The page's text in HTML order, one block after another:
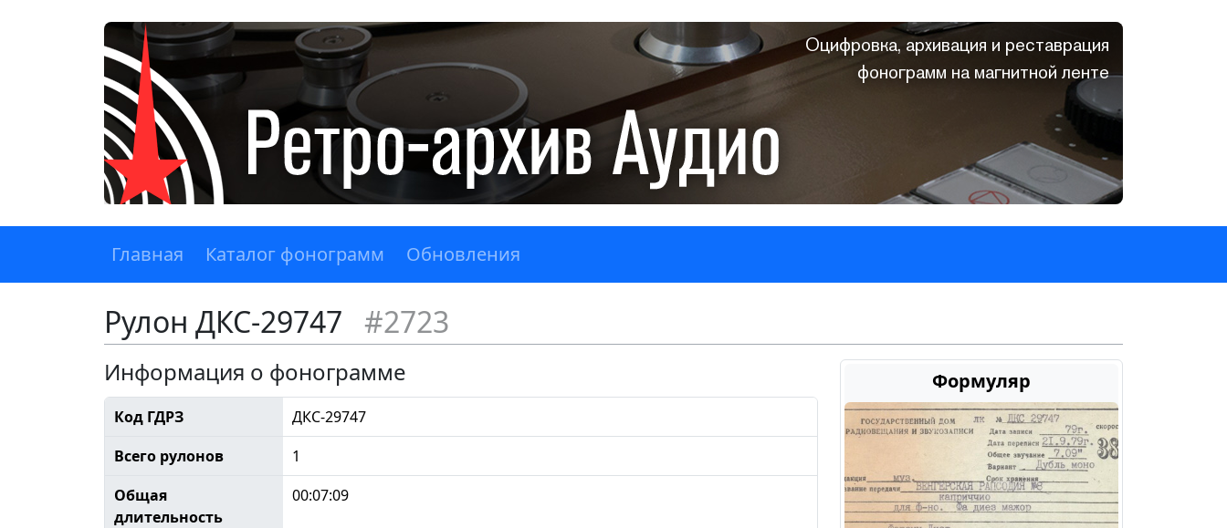
Оцифровка, архивация и реставрация
фонограмм на магнитной ленте
Главная Каталог фонограмм Обновления
Рулон ДКС-29747 #2723
Формуляр
Информация о фонограмме
Код ГДРЗ
ДКС-29747
Всего рулонов
1
Общая
длительность
00:07:09